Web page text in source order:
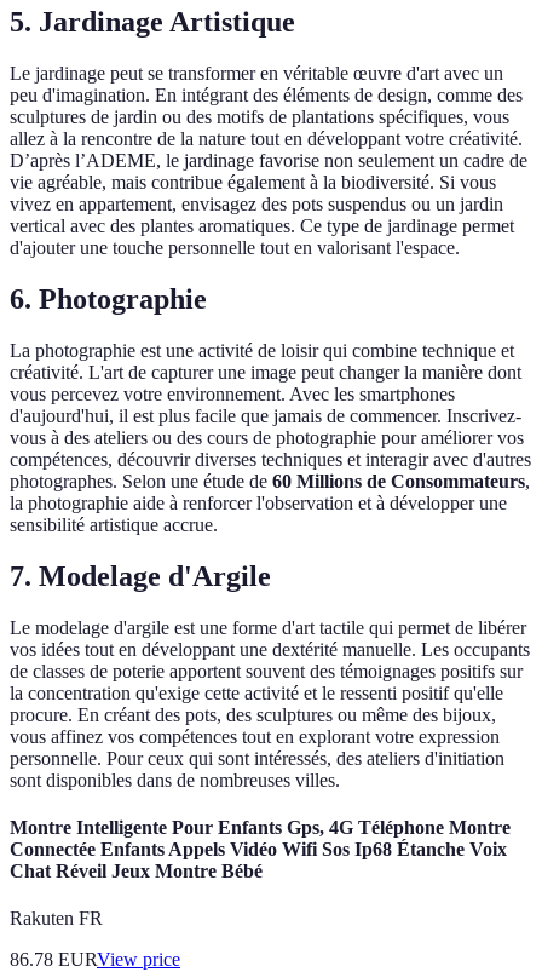
5. Jardinage Artistique
Le jardinage peut se transformer en véritable œuvre d'art avec un
peu d'imagination. En intégrant des éléments de design, comme des
sculptures de jardin ou des motifs de plantations spécifiques, vous
allez à la rencontre de la nature tout en développant votre créativité.
D’après l’ADEME, le jardinage favorise non seulement un cadre de
vie agréable, mais contribue également à la biodiversité. Si vous
vivez en appartement, envisagez des pots suspendus ou un jardin
vertical avec des plantes aromatiques. Ce type de jardinage permet
d'ajouter une touche personnelle tout en valorisant l'espace.
6. Photographie
La photographie est une activité de loisir qui combine technique et
créativité. L'art de capturer une image peut changer la manière dont
vous percevez votre environnement. Avec les smartphones
d'aujourd'hui, il est plus facile que jamais de commencer. Inscrivez-
vous à des ateliers ou des cours de photographie pour améliorer vos
compétences, découvrir diverses techniques et interagir avec d'autres
photographes. Selon une étude de 60 Millions de Consommateurs,
la photographie aide à renforcer l'observation et à développer une
sensibilité artistique accrue.
7. Modelage d'Argile
Le modelage d'argile est une forme d'art tactile qui permet de libérer
vos idées tout en développant une dextérité manuelle. Les occupants
de classes de poterie apportent souvent des témoignages positifs sur
la concentration qu'exige cette activité et le ressenti positif qu'elle
procure. En créant des pots, des sculptures ou même des bijoux,
vous affinez vos compétences tout en explorant votre expression
personnelle. Pour ceux qui sont intéressés, des ateliers d'initiation
sont disponibles dans de nombreuses villes.
Montre Intelligente Pour Enfants Gps, 4G Téléphone Montre
Connectée Enfants Appels Vidéo Wifi Sos Ip68 Étanche Voix
Chat Réveil Jeux Montre Bébé
Rakuten FR
86.78 EURView price